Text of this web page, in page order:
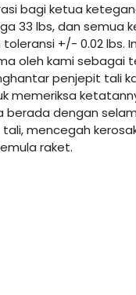
bagi ketua
33 lbs, dan semua
+/- 0.02 lbs.
oleh kami sebagai
penjepit tali
memeriksa
berada dengan
mencegah
raket.